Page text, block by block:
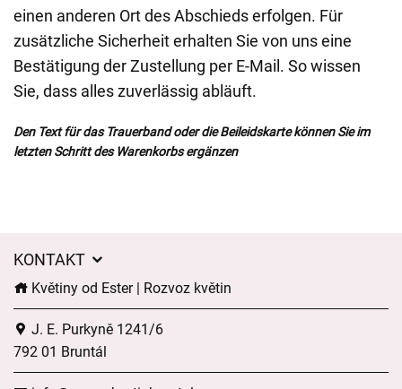
einen anderen Ort des Abschieds erfolgen. Für
zusätzliche Sicherheit erhalten Sie von uns eine
Bestätigung der Zustellung per E-Mail. So wissen
Sie, dass alles zuverlässig abläuft.
Den Text für das Trauerband oder die Beileidskarte können Sie im
letzten Schritt des Warenkorbs ergänzen
KONTAKT
Květiny od Ester | Rozvoz květin
J. E. Purkyně 1241/6
792 01 Bruntál